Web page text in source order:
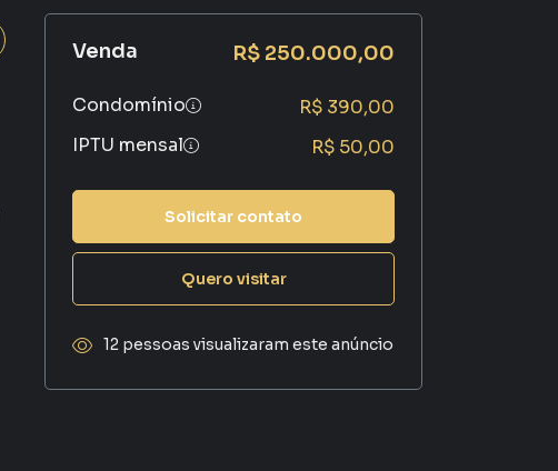
Venda R$ 250.000,00
Condomínio
R$ 390,00
IPTU mensal
R$ 50,00
Solicitar contato
Quero visitar
12 pessoas visualizaram este anúncio